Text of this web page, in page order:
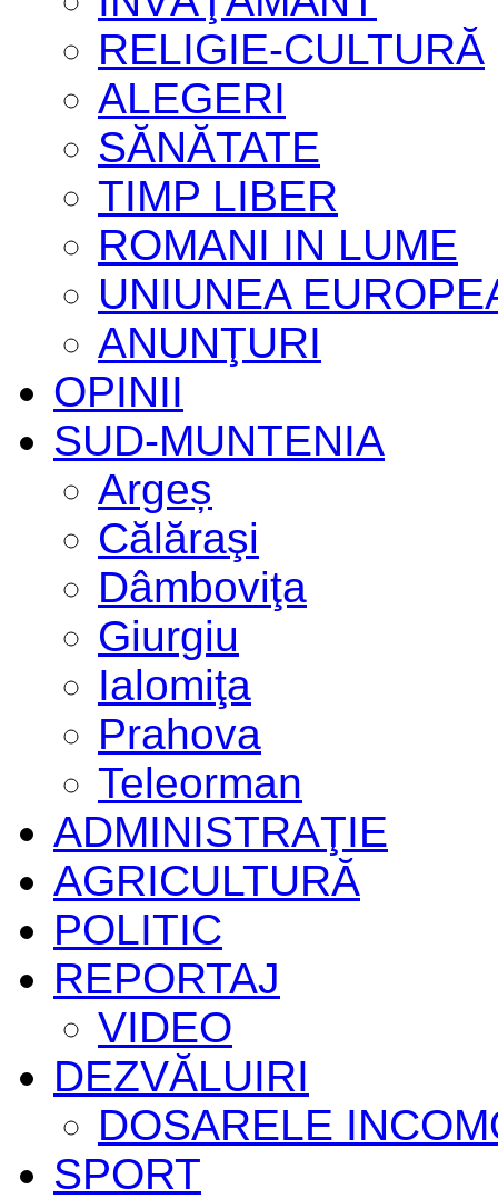
RELIGIE-CULTURĂ
ALEGERI
SĂNĂTATE
TIMP LIBER
ROMANI IN LUME
UNIUNEA
ANUNŢURI
OPINII
SUD-MUNTENIA
Argeș
Călăraşi
Dâmboviţa
Giurgiu
Ialomiţa
Prahova
Teleorman
ADMINISTRAŢIE
AGRICULTURĂ
POLITIC
REPORTAJ
VIDEO
DEZVĂLUIRI
DOSARELE
SPORT